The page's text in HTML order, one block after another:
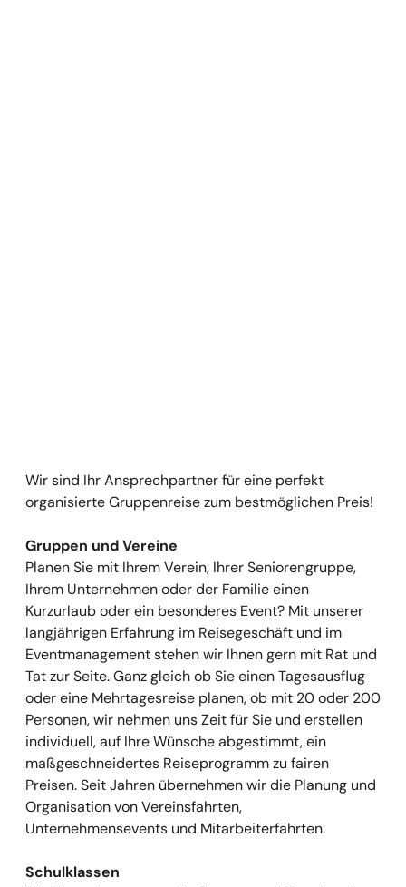
Wir sind Ihr Ansprechpartner für eine perfekt
organisierte Gruppenreise zum bestmöglichen Preis!
Gruppen und Vereine
Planen Sie mit Ihrem Verein, Ihrer Seniorengruppe,
Ihrem Unternehmen oder der Familie einen
Kurzurlaub oder ein besonderes Event? Mit unserer
langjährigen Erfahrung im Reisegeschäft und im
Eventmanagement stehen wir Ihnen gern mit Rat und
Tat zur Seite. Ganz gleich ob Sie einen Tagesausflug
oder eine Mehrtagesreise planen, ob mit 20 oder 200
Personen, wir nehmen uns Zeit für Sie und erstellen
individuell, auf Ihre Wünsche abgestimmt, ein
maßgeschneidertes Reiseprogramm zu fairen
Preisen. Seit Jahren übernehmen wir die Planung und
Organisation von Vereinsfahrten,
Unternehmensevents und Mitarbeiterfahrten.
Schulklassen